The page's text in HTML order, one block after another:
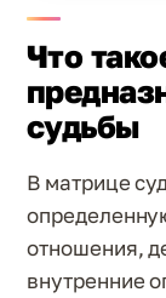
Что
судьбы
В матрице
отношения,
внутренние